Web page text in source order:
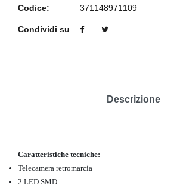
Codice: 371148971109
Condividi su
Descrizione
Caratteristiche tecniche:
Telecamera retromarcia
2 LED SMD